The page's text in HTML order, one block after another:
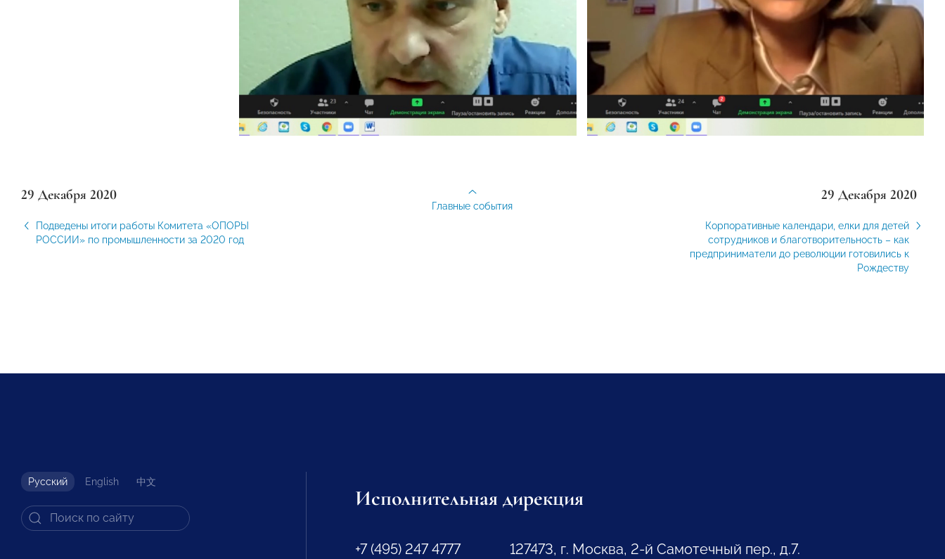
29 Декабря 2020
Подведены итоги работы Комитета «ОПОРЫ
РОССИИ» по промышленности за 2020 год
29 Декабря 2020
Корпоративные календари, елки для детей
сотрудников и благотворительность – как
предприниматели до революции готовились к
Рождеству
Главные события
Русский English 中文
Исполнительная дирекция
+7 (495) 247 4777
127473, г. Москва, 2-й Самотечный пер., д.7.